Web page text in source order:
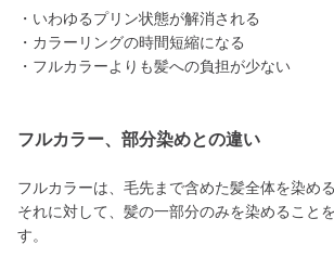
・いわゆるプリン状態が解消される
・カラーリングの時間短縮になる
・フルカラーよりも髪への負担が少ない
フルカラー、部分染めとの違い
フルカラーは、毛先まで含めた髪全体を染め
それに対して、髪の一部分のみを染めること
す。